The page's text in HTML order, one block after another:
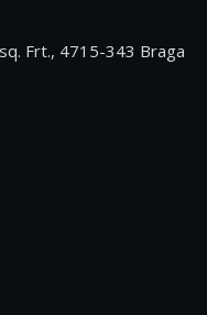
Frt., 4715-343 Braga